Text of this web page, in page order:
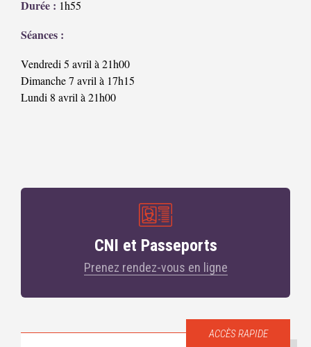
Durée : 1h55
Séances :
Vendredi 5 avril à 21h00
Dimanche 7 avril à 17h15
Lundi 8 avril à 21h00
CNI et Passeports
Prenez rendez-vous en ligne
ACCÈS RAPIDE